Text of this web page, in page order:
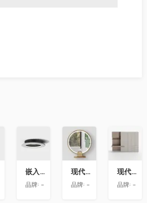
藏
嵌入式迷你小射灯
品牌: -
收
藏
现代圆形桌面智能化妆镜
品牌: -
收
现代极简免拉手衣柜带书桌
品牌: -